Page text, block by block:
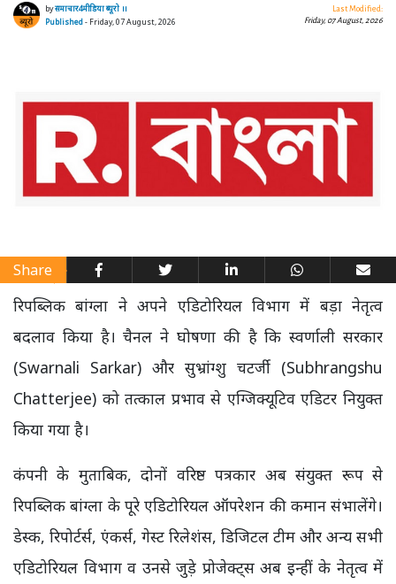
byसमाचार4मीडिया ब्यूरो ।।
Published- Friday, 07 August, 2026
Last Modified:
Friday, 07 August, 2026
Share
रिपब्लिक बांग्ला ने अपने एडिटोरियल विभाग में बड़ा नेतृत्व
बदलाव किया है। चैनल ने घोषणा की है कि स्वर्णाली सरकार
(Swarnali Sarkar) और सुभ्रांग्शु चटर्जी (Subhrangshu
Chatterjee) को तत्काल प्रभाव से एग्जिक्यूटिव एडिटर नियुक्त
किया गया है।
कंपनी के मुताबिक, दोनों वरिष्ठ पत्रकार अब संयुक्त रूप से
रिपब्लिक बांग्ला के पूरे एडिटोरियल ऑपरेशन की कमान संभालेंगे।
डेस्क, रिपोर्टर्स, एंकर्स, गेस्ट रिलेशंस, डिजिटल टीम और अन्य सभी
एडिटोरियल विभाग व उनसे जुड़े प्रोजेक्ट्स अब इन्हीं के नेतृत्व में